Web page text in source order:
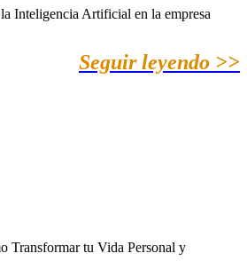
Inteligencia Artificial en la empresa
Seguir leyendo >>
Transformar tu Vida Personal y